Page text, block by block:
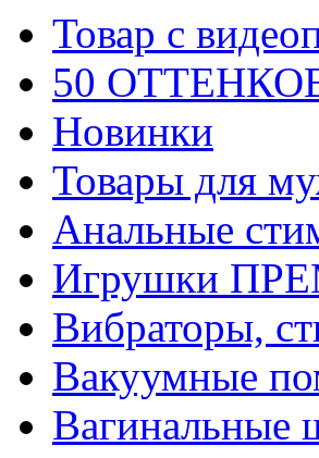
Товар с
50
Новинки
Товары для
Анальные
Игрушки
Вибраторы,
Вакуумные
Вагинальные